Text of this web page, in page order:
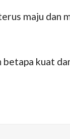
maju dan
kuat